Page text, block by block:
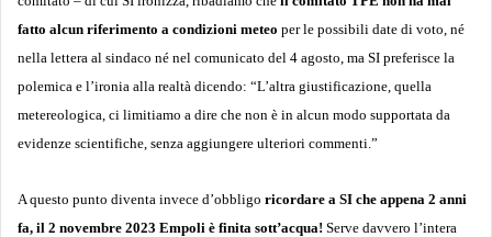
fatto alcun riferimento a condizioni meteo per le possibili date di voto, né
nella lettera al sindaco né nel comunicato del 4 agosto, ma SI preferisce la
polemica e l’ironia alla realtà dicendo: “L’altra giustificazione, quella
metereologica, ci limitiamo a dire che non è in alcun modo supportata da
evidenze scientifiche, senza aggiungere ulteriori commenti.”
A questo punto diventa invece d’obbligo ricordare a SI che appena 2 anni
fa, il 2 novembre 2023 Empoli è finita sott’acqua! Serve davvero l’intera